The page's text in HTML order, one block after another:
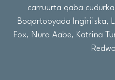
Dhacdooyinka iyo
carruurta qaba
Boqortooyada Ingiriiska,
Fox, Nura Aabe, Katrina